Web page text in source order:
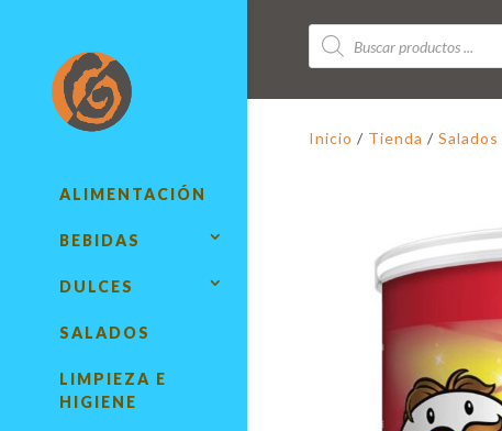
ALIMENTACIÓN
BEBIDAS
DULCES
SALADOS
LIMPIEZA E
HIGIENE
Búsqueda
de
productos
Inicio / Tienda / Salados